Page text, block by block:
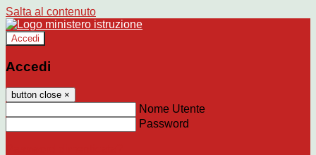
Salta al contenuto
Accedi
Accedi
button close ×
Nome Utente
Password